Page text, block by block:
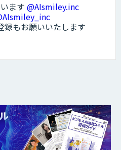
ます @AIsmiley.inc
録もお願いいたします